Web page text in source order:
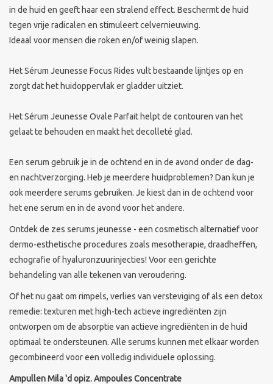
in de huid en geeft haar een stralend effect. Beschermt de huid
tegen vrije radicalen en stimuleert celvernieuwing.
Ideaal voor mensen die roken en/of weinig slapen.
Het Sérum Jeunesse Focus Rides vult bestaande lijntjes op en
zorgt dat het huidoppervlak er gladder uitziet.
Het Sérum Jeunesse Ovale Parfait helpt de contouren van het
gelaat te behouden en maakt het decolleté glad.
Een serum gebruik je in de ochtend en in de avond onder de dag-
en nachtverzorging. Heb je meerdere huidproblemen? Dan kun je
ook meerdere serums gebruiken. Je kiest dan in de ochtend voor
het ene serum en in de avond voor het andere.
Ontdek de zes serums jeunesse - een cosmetisch alternatief voor
dermo-esthetische procedures zoals mesotherapie, draadheffen,
echografie of hyaluronzuurinjecties! Voor een gerichte
behandeling van alle tekenen van veroudering.
Of het nu gaat om rimpels, verlies van versteviging of als een detox
remedie: texturen met high-tech actieve ingrediënten zijn
ontworpen om de absorptie van actieve ingrediënten in de huid
optimaal te ondersteunen. Alle serums kunnen met elkaar worden
gecombineerd voor een volledig individuele oplossing.
Ampullen Mila 'd opiz. Ampoules Concentrate